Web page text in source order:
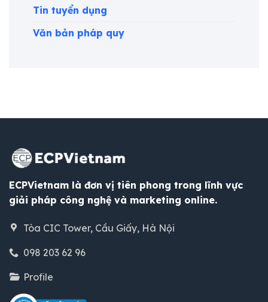
Tin tuyển dụng
Văn bản pháp quy
ECPVietnam là đơn vị tiên phong trong lĩnh vực
giải pháp công nghệ và marketing online.
Tòa CIC Tower, Cầu Giấy, Hà Nội
098 203 62 96
Profile